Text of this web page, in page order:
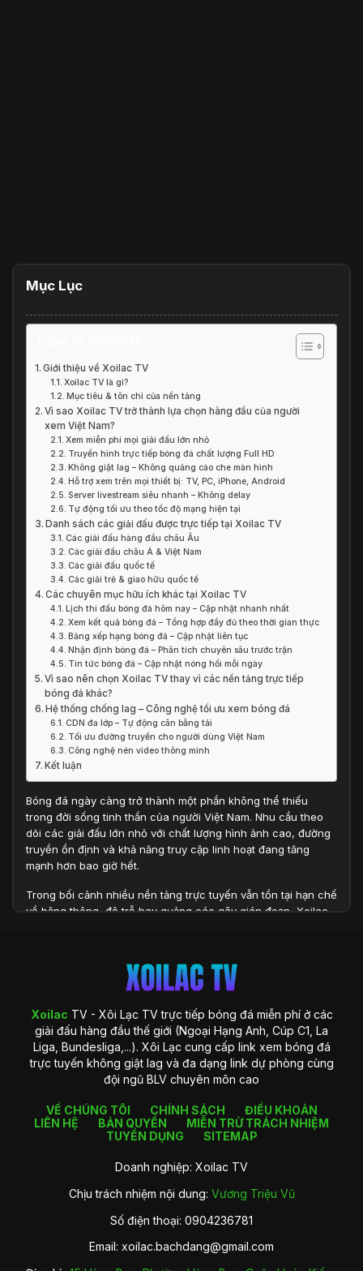
Mục Lục
Giới thiệu về Xoilac TV
Xoilac TV là gì?
Mục tiêu & tôn chỉ của nền tảng
Vì sao Xoilac TV trở thành lựa chọn hàng đầu của người
xem Việt Nam?
Xem miễn phí mọi giải đấu lớn nhỏ
Truyền hình trực tiếp bóng đá chất lượng Full HD
Không giật lag – Không quảng cáo che màn hình
Hỗ trợ xem trên mọi thiết bị: TV, PC, iPhone, Android
Server livestream siêu nhanh – Không delay
Tự động tối ưu theo tốc độ mạng hiện tại
Danh sách các giải đấu được trực tiếp tại Xoilac TV
Các giải đấu hàng đầu châu Âu
Các giải đấu châu Á & Việt Nam
Các giải đấu quốc tế
Các giải trẻ & giao hữu quốc tế
Các chuyên mục hữu ích khác tại Xoilac TV
Lịch thi đấu bóng đá hôm nay – Cập nhật nhanh nhất
Xem kết quả bóng đá – Tổng hợp đầy đủ theo thời gian thực
Bảng xếp hạng bóng đá – Cập nhật liên tục
Nhận định bóng đá – Phân tích chuyên sâu trước trận
Tin tức bóng đá – Cập nhật nóng hổi mỗi ngày
Vì sao nên chọn Xoilac TV thay vì các nền tảng trực tiếp
bóng đá khác?
Hệ thống chống lag – Công nghệ tối ưu xem bóng đá
CDN đa lớp – Tự động cân bằng tải
Tối ưu đường truyền cho người dùng Việt Nam
Công nghệ nén video thông minh
Kết luận
Bóng đá ngày càng trở thành một phần không thể thiếu
trong đời sống tinh thần của người Việt Nam. Nhu cầu theo
dõi các giải đấu lớn nhỏ với chất lượng hình ảnh cao, đường
truyền ổn định và khả năng truy cập linh hoạt đang tăng
mạnh hơn bao giờ hết.
Trong bối cảnh nhiều nền tảng trực tuyến vẫn tồn tại hạn chế
về băng thông, độ trễ hay quảng cáo gây gián đoạn, Xoilac
dữ liệu phong phú, Xoilac TV không chỉ là một website xem
bóng đá, mà còn là một trung tâm thông tin chuyên sâu
dành cho người hâm mộ bóng đá tại Việt Nam.
Giới thiệu về Xoilac TV
Xoilac TV là gì?
Xoilac TV - Xôi Lạc TV trực tiếp bóng đá miễn phí ở các
giải đấu hàng đầu thế giới (Ngoại Hạng Anh, Cúp C1, La
Liga, Bundesliga,...). Xôi Lạc cung cấp link xem bóng đá
trực tuyến không giật lag và đa dạng link dự phòng cùng
đội ngũ BLV chuyên môn cao
VỀ CHÚNG TÔI CHÍNH SÁCH
ĐIỀU KHOẢN
LIÊN HỆ
BẢN QUYỀN
MIỄN TRỪ TRÁCH NHIỆM
TUYỂN DỤNG
SITEMAP
Doanh nghiệp: Xoilac TV
Chịu trách nhiệm nội dung: Vương Triệu Vũ
Số điện thoại: 0904236781
Email: xoilac.bachdang@gmail.com